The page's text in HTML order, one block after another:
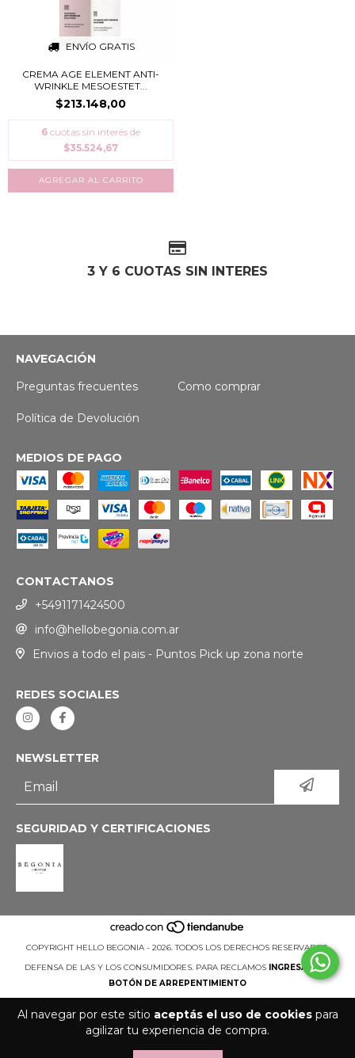
Al navegar por este sitio aceptás el uso de cookiespara
agilizar tu experiencia de compra.
ENVÍO GRATIS
CREMA AGE ELEMENT ANTI-
WRINKLE MESOESTET...
$213.148,00
6 cuotas sin interés de
$35.524,67
3 Y 6 CUOTAS SIN INTERES
NAVEGACIÓN
Preguntas frecuentes
Como comprar
Política de Devolución
MEDIOS DE PAGO
CONTACTANOS
+5491171424500
info@hellobegonia.com.ar
Envios a todo el pais - Puntos Pick up zona norte
REDES SOCIALES
NEWSLETTER
SEGURIDAD Y CERTIFICACIONES
COPYRIGHT HELLO BEGONIA - 2026. TODOS LOS DERECHOS RESERVADOS.
DEFENSA DE LAS Y LOS CONSUMIDORES. PARA RECLAMOS INGRESÁ ACÁ.
BOTÓN DE ARREPENTIMIENTO